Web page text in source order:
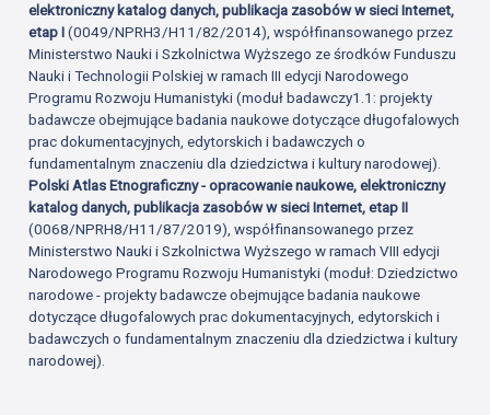
elektroniczny katalog danych, publikacja zasobów w sieci Internet,
etap I(0049/NPRH3/H11/82/2014), współfinansowanego przez
Ministerstwo Nauki i Szkolnictwa Wyższego ze środków Funduszu
Nauki i Technologii Polskiej w ramach III edycji Narodowego
Programu Rozwoju Humanistyki (moduł badawczy1.1: projekty
badawcze obejmujące badania naukowe dotyczące długofalowych
prac dokumentacyjnych, edytorskich i badawczych o
fundamentalnym znaczeniu dla dziedzictwa i kultury narodowej).
Polski Atlas Etnograficzny - opracowanie naukowe, elektroniczny
katalog danych, publikacja zasobów w sieci Internet, etap II
(0068/NPRH8/H11/87/2019), współfinansowanego przez
Ministerstwo Nauki i Szkolnictwa Wyższego w ramach VIII edycji
Narodowego Programu Rozwoju Humanistyki (moduł: Dziedzictwo
narodowe - projekty badawcze obejmujące badania naukowe
dotyczące długofalowych prac dokumentacyjnych, edytorskich i
badawczych o fundamentalnym znaczeniu dla dziedzictwa i kultury
narodowej).